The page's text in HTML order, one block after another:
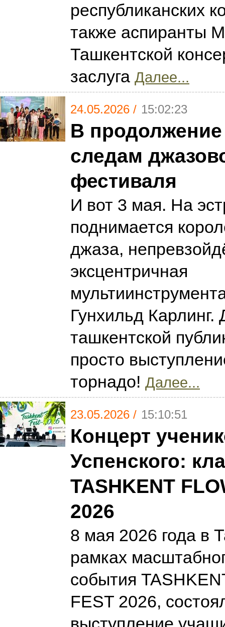
республиканских
также аспиранты
Ташкентской
заслуга Далее...
24.05.2026 / 15:02:23
В
следам
фестиваля
И вот 3 мая. На
поднимается
джаза,
эксцентричная
Гунхильд Карлинг.
ташкентской
просто
торнадо! Далее...
23.05.2026 / 15:10:51
Концерт
Успенского:
TASHKENT
2026
8 мая 2026 года в
рамках
события
FEST 2026,